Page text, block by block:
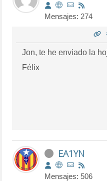
Mensajes: 274
Jon, te he enviado la
Félix
EA1YN
Mensajes: 506